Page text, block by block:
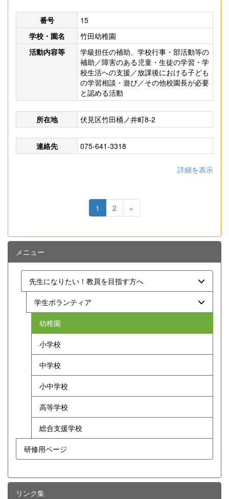
番号
15
学校・園名
竹田幼稚園
活動内容等
学級担任の補助、学校行事・部活動等の
補助／障害のある児童・生徒の学習・学
校生活への支援／放課後における子ども
の学習相談・遊び／その他校園長が必要
と認める活動
所在地 伏見区竹田桶ノ井町8-2
連絡先 075-641-3318
詳細を表示
1 2 »
メニュー
先生になりたい！教員を目指す方へ
学生ボランティア
幼稚園
小学校
中学校
小中学校
高等学校
総合支援学校
研修用ページ
リンク集